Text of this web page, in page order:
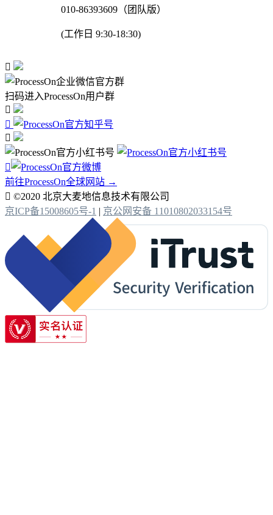
010-86393609（团队版）
(工作日 9:30-18:30)

扫码进入ProcessOn用户群




前往ProcessOn全球网站 →
 ©2020 北京大麦地信息技术有限公司
京ICP备15008605号-1 | 京公网安备 11010802033154号